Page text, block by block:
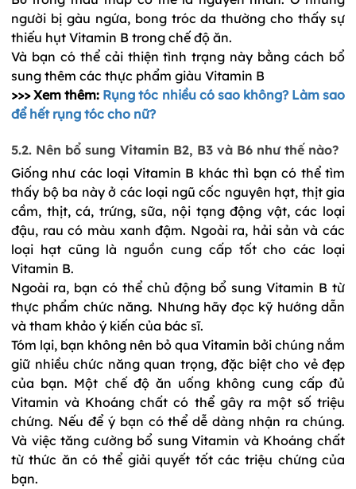
người bị gàu ngứa, bong tróc da thường cho thấy sự
thiếu hụt Vitamin B trong chế độ ăn.
Và bạn có thể cải thiện tình trạng này bằng cách bổ
sung thêm các thực phẩm giàu Vitamin B
>>> Xem thêm: Rụng tóc nhiều có sao không? Làm sao
để hết rụng tóc cho nữ?
5.2. Nên bổ sung Vitamin B2, B3 và B6 như thế nào?
Giống như các loại Vitamin B khác thì bạn có thể tìm
thấy bộ ba này ở các loại ngũ cốc nguyên hạt, thịt gia
cầm, thịt, cá, trứng, sữa, nội tạng động vật, các loại
đậu, rau có màu xanh đậm. Ngoài ra, hải sản và các
loại hạt cũng là nguồn cung cấp tốt cho các loại
Vitamin B.
Ngoài ra, bạn có thể chủ động bổ sung Vitamin B từ
thực phẩm chức năng. Nhưng hãy đọc kỹ hướng dẫn
và tham khảo ý kiến của bác sĩ.
Tóm lại, bạn không nên bỏ qua Vitamin bởi chúng nắm
giữ nhiều chức năng quan trọng, đặc biệt cho vẻ đẹp
của bạn. Một chế độ ăn uống không cung cấp đủ
Vitamin và Khoáng chất có thể gây ra một số triệu
chứng. Nếu để ý bạn có thể dễ dàng nhận ra chúng.
Và việc tăng cường bổ sung Vitamin và Khoáng chất
từ thức ăn có thể giải quyết tốt các triệu chứng của
bạn.